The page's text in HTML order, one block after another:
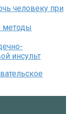
человеку при
методы
инсульт